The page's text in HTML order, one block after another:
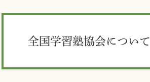
全国学習塾協会について